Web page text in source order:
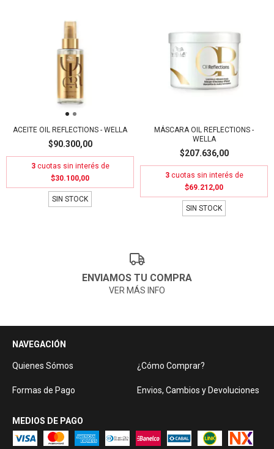
ACEITE OIL REFLECTIONS - WELLA
$90.300,00
3 cuotas sin interés de
$30.100,00
SIN STOCK
MÁSCARA OIL REFLECTIONS -
WELLA
$207.636,00
3 cuotas sin interés de
$69.212,00
SIN STOCK
ENVIAMOS TU COMPRA
VER MÁS INFO
NAVEGACIÓN
Quienes Sómos ¿Cómo Comprar?
Formas de Pago Envios, Cambios y Devoluciones
MEDIOS DE PAGO